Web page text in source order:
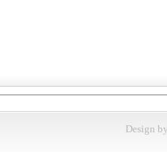
Design by